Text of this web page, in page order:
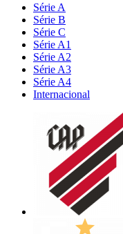
Série A
Série B
Série C
Série A1
Série A2
Série A3
Série A4
Internacional